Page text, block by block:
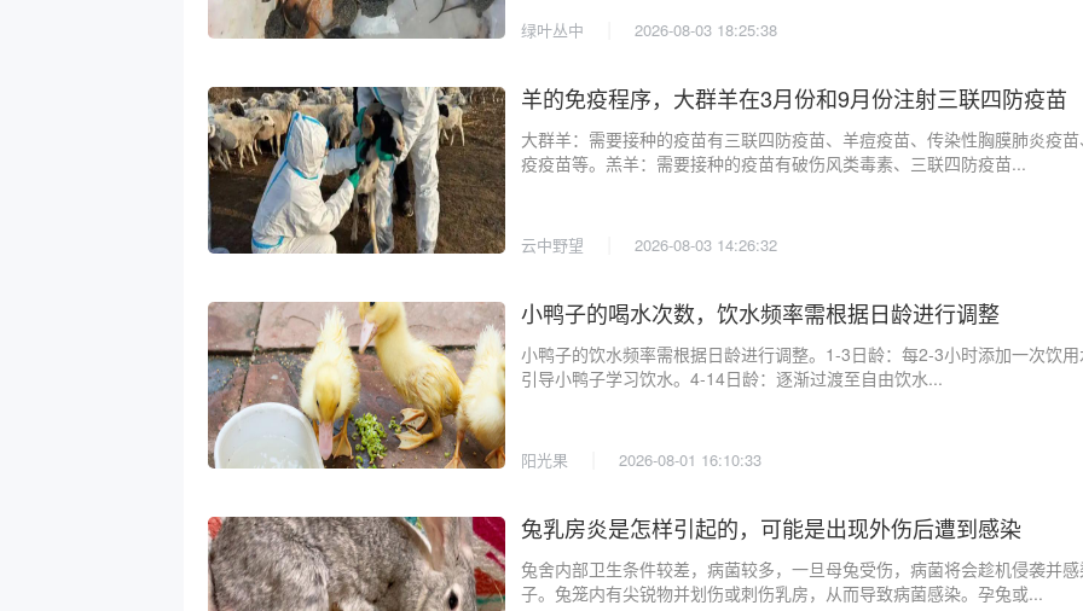
绿叶丛中 2026-08-03 18:25:38
羊的免疫程序，大群羊在3月份和9月份注射三联四防疫苗
大群羊：需要接种的疫苗有三联四防疫苗、羊痘疫苗、传染性胸膜肺炎疫
疫疫苗等。羔羊：需要接种的疫苗有破伤风类毒素、三联四防疫苗...
云中野望 2026-08-03 14:26:32
小鸭子的喝水次数，饮水频率需根据日龄进行调整
小鸭子的饮水频率需根据日龄进行调整。1-3日龄：每2-3小时添加一次饮
引导小鸭子学习饮水。4-14日龄：逐渐过渡至自由饮水...
阳光果 2026-08-01 16:10:33
兔乳房炎是怎样引起的，可能是出现外伤后遭到感染
兔舍内部卫生条件较差，病菌较多，一旦母兔受伤，病菌将会趁机侵袭并
子。兔笼内有尖锐物并划伤或刺伤乳房，从而导致病菌感染。孕兔或...